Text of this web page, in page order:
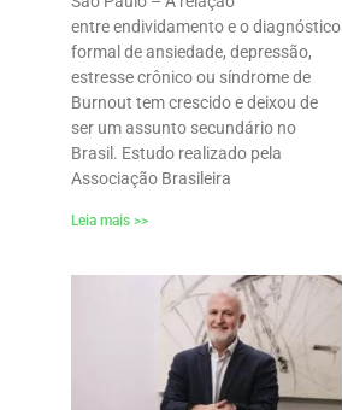
entre endividamento e o diagnóstico
formal de ansiedade, depressão,
estresse crônico ou síndrome de
Burnout tem crescido e deixou de
ser um assunto secundário no
Brasil. Estudo realizado pela
Associação Brasileira
Leia mais >>